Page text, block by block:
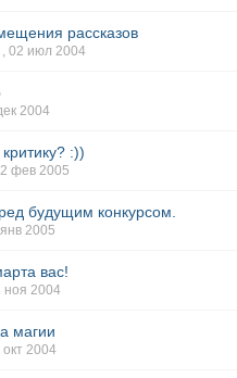
рассказов
,02 июл 2004
2004
:))
фев 2005
будущим конкурсом.
2005
вас!
ноя 2004
магии
окт 2004